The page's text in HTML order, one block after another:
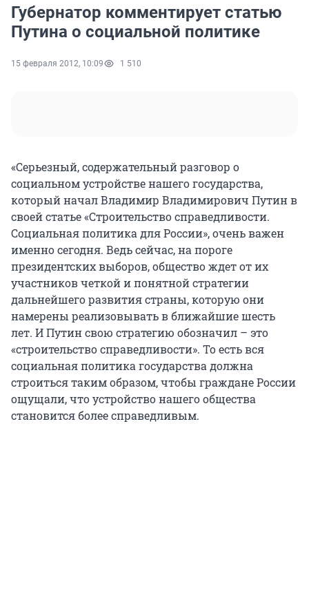
Губернатор комментирует статью
Путина о социальной политике
15 февраля 2012, 10:09 1 510
«Серьезный, содержательный разговор о
социальном устройстве нашего государства,
который начал Владимир Владимирович Путин в
своей статье «Строительство справедливости.
Социальная политика для России», очень важен
именно сегодня. Ведь сейчас, на пороге
президентских выборов, общество ждет от их
участников четкой и понятной стратегии
дальнейшего развития страны, которую они
намерены реализовывать в ближайшие шесть
лет. И Путин свою стратегию обозначил – это
«строительство справедливости». То есть вся
социальная политика государства должна
строиться таким образом, чтобы граждане России
ощущали, что устройство нашего общества
становится более справедливым.